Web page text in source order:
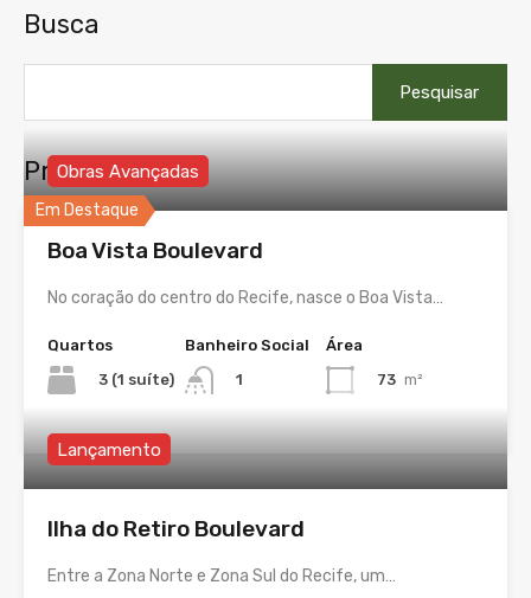
Busca
por:
Propriedades
Em Destaque
Obras Avançadas
Boa Vista Boulevard
No coração do centro do Recife, nasce o Boa Vista…
Quartos
3 (1 suíte)
Banheiro Social
1
Área
73 m²
Lançamento
Ilha do Retiro Boulevard
Entre a Zona Norte e Zona Sul do Recife, um…